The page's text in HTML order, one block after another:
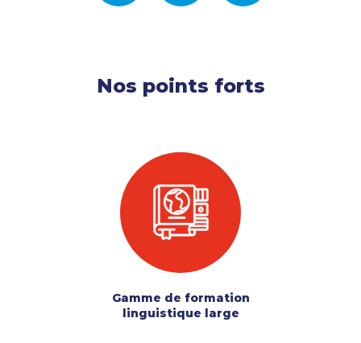
Nos points forts
Gamme de formation
linguistique large